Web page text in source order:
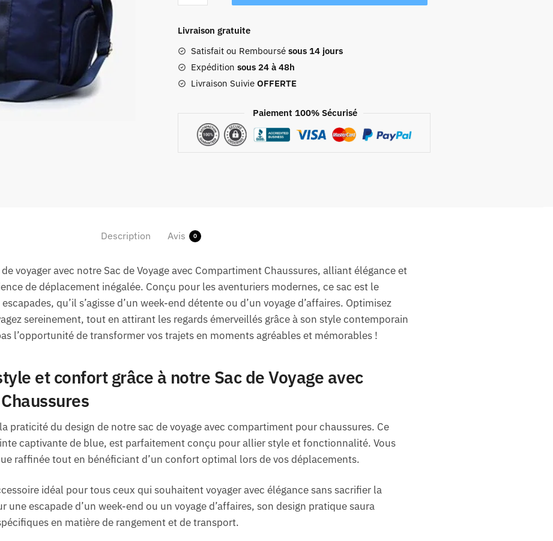
Sac
Voyage
Avec
Compartiment
Chaussures
Livraison gratuite
Satisfait ou Remboursé sous 14 jours
Expédition sous 24 à 48h
Livraison Suivie OFFERTE
Paiement 100% Sécurisé
Description Avis 0
voyager avec notre Sac de Voyage avec Compartiment Chaussures, alliant élégance et
de déplacement inégalée. Conçu pour les aventuriers modernes, ce sac est le
qu’il s’agisse d’un week-end détente ou d’un voyage d’affaires. Optimisez
sereinement, tout en attirant les regards émerveillés grâce à son style contemporain
l’opportunité de transformer vos trajets en moments agréables et mémorables !
et confort grâce à notre Sac de Voyage avec
praticité du design de notre sac de voyage avec compartiment pour chaussures. Ce
captivante de blue, est parfaitement conçu pour allier style et fonctionnalité. Vous
raffinée tout en bénéficiant d’un confort optimal lors de vos déplacements.
idéal pour tous ceux qui souhaitent voyager avec élégance sans sacrifier la
une escapade d’un week-end ou un voyage d’affaires, son design pratique saura
en matière de rangement et de transport.